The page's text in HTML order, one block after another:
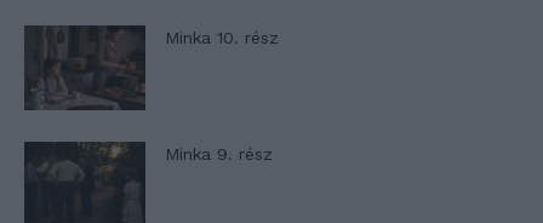
Minka 10. rész
Minka 9. rész